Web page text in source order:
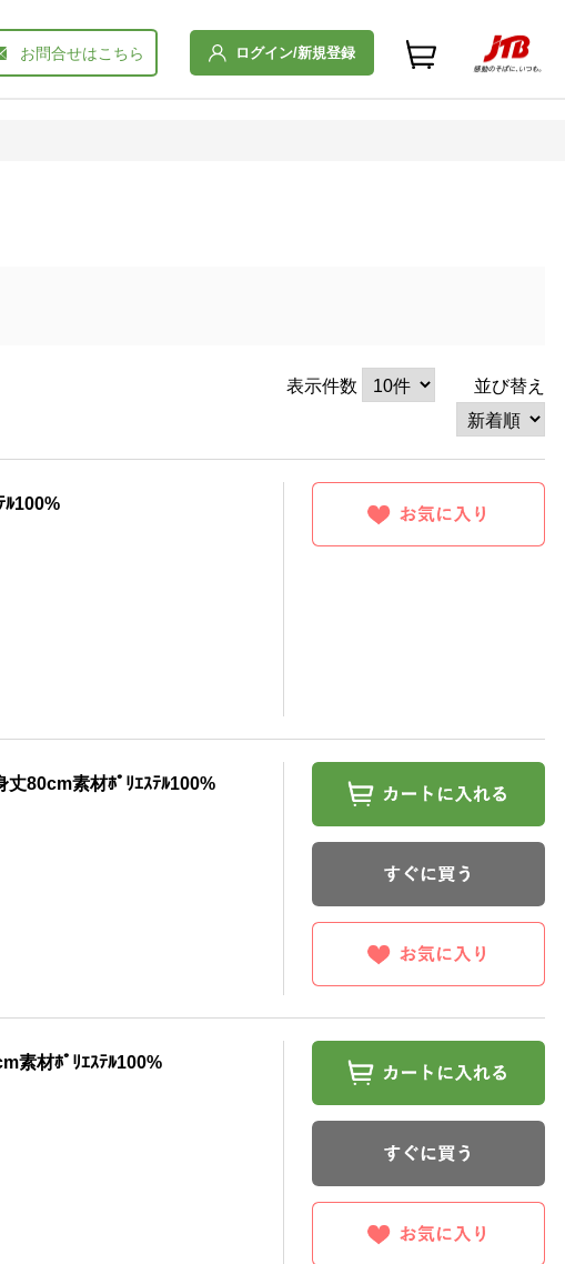
ログイン/新規登録
お問合せはこちら
表示件数 並び替え
ﾙ100%
80cm素材ﾎﾟﾘｴｽﾃﾙ100%
素材ﾎﾟﾘｴｽﾃﾙ100%